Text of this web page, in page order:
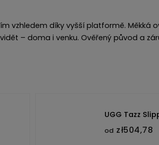
vzhledem díky vyšší platformě. Měkká
– doma i venku. Ověřený původ a
UGG Tazz
od zł504,78